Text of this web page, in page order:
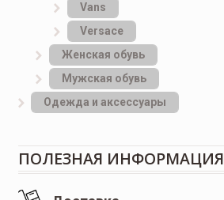
Vans
Versace
Женская обувь
Мужская обувь
Одежда и аксессуары
ПОЛЕЗНАЯ ИНФОРМАЦИЯ